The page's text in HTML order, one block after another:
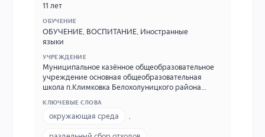
11 лет
ОБУЧЕНИЕ
ОБУЧЕНИЕ ВОСПИТАНИЕ Иностранные
языки
УЧРЕЖДЕНИЕ
Муниципальное казённое общеобразовательное
учреждение основная общеобразовательная
школа п.Климковка Белохолуницкого района
Федерация, Кировская обл., Белохолуницкий р-н,
п.Климковка, ул.Кооперации, д.5 8(83364)47196,
КЛЮЧЕВЫЕ СЛОВА
окружающая среда